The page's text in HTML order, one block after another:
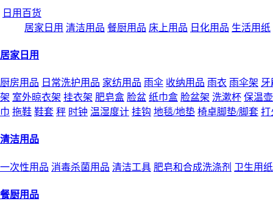
日用百货
居家日用 清洁用品 餐厨用品 床上用品 日化用品 生活用纸
居家日用
厨房用品 日常洗护用品 家纺用品 雨伞 收纳用品 雨衣 雨伞架 牙
架 室外晾衣架 挂衣架 肥皂盒 脸盆 纸巾盒 脸盆架 洗漱杯 保温
巾 拖鞋 鞋套 秤 时钟 温湿度计 挂钩 地毯/地垫 椅卓脚垫/脚套 打
清洁用品
一次性用品 消毒杀菌用品 清洁工具 肥皂和合成洗涤剂 卫生用
餐厨用品